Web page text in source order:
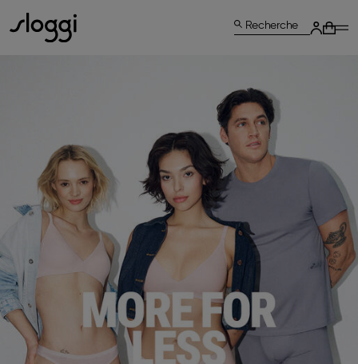
Recherche